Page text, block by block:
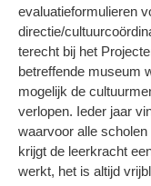
evaluatieformulieren
directie/
terecht bij het
betreffende museum
mogelijk de
verlopen. Ieder jaar
waarvoor alle
krijgt de leerkracht
werkt, het is altijd